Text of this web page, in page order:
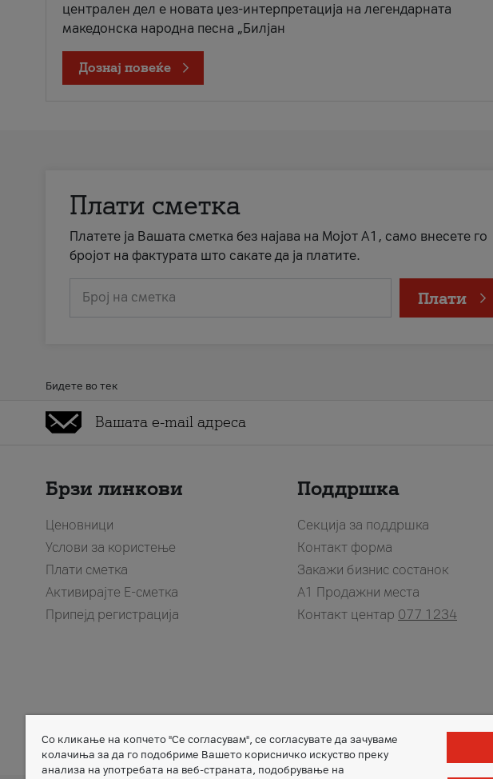
централен дел е новата џез-интерпретација на легендарната
македонска народна песна „Билјан
Дознај повеќе
Плати сметка
Платете ја Вашата сметка без најава на Мојот А1, само внесете го
бројот на фактурата што сакате да ја платите.
Број на сметка Плати
Бидете во тек
Брзи линкови
Ценовници
Услови за користење
Плати сметка
Активирајте Е-сметка
Припејд регистрација
Поддршка
Секција за поддршка
Контакт форма
Закажи бизнис состанок
A1 Продажни места
Контакт центар 077 1234
Member of
Со кликање на копчето "Се согласувам", се согласувате да зачуваме
колачиња за да го подобриме Вашето корисничко искуство преку
анализа на употребата на веб-страната, подобрување на